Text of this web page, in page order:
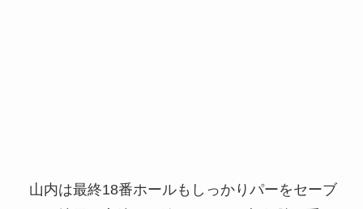
山内は最終18番ホールもしっかりパーをセーブ